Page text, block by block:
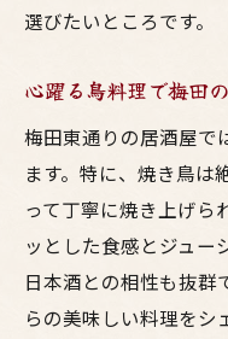
選びたいところです。
心躍る鳥料理で梅田
梅田東通りの居酒屋で
ます。特に、焼き鳥は
って丁寧に焼き上げら
ッとした食感とジュー
日本酒との相性も抜群
らの美味しい料理をシ